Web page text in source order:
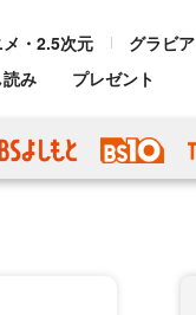
メ・2.5次元 グラビア
み プレゼント